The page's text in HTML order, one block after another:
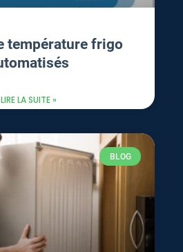
température frigo
LIRE LA SUITE »
BLOG